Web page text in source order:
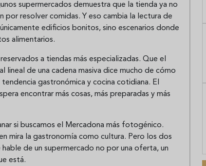
supermercados demuestra que la tienda ya no
resolver comidas. Y eso cambia la lectura de
edificios bonitos, sino escenarios donde
alimentarios.
a tiendas más especializadas. Que el
lineal de una cadena masiva dice mucho de cómo
gastronómica y cocina cotidiana. El
encontrar más cosas, más preparadas y más
si buscamos el Mercadona más fotogénico.
mira la gastronomía como cultura. Pero los dos
de un supermercado no por una oferta, un
está.